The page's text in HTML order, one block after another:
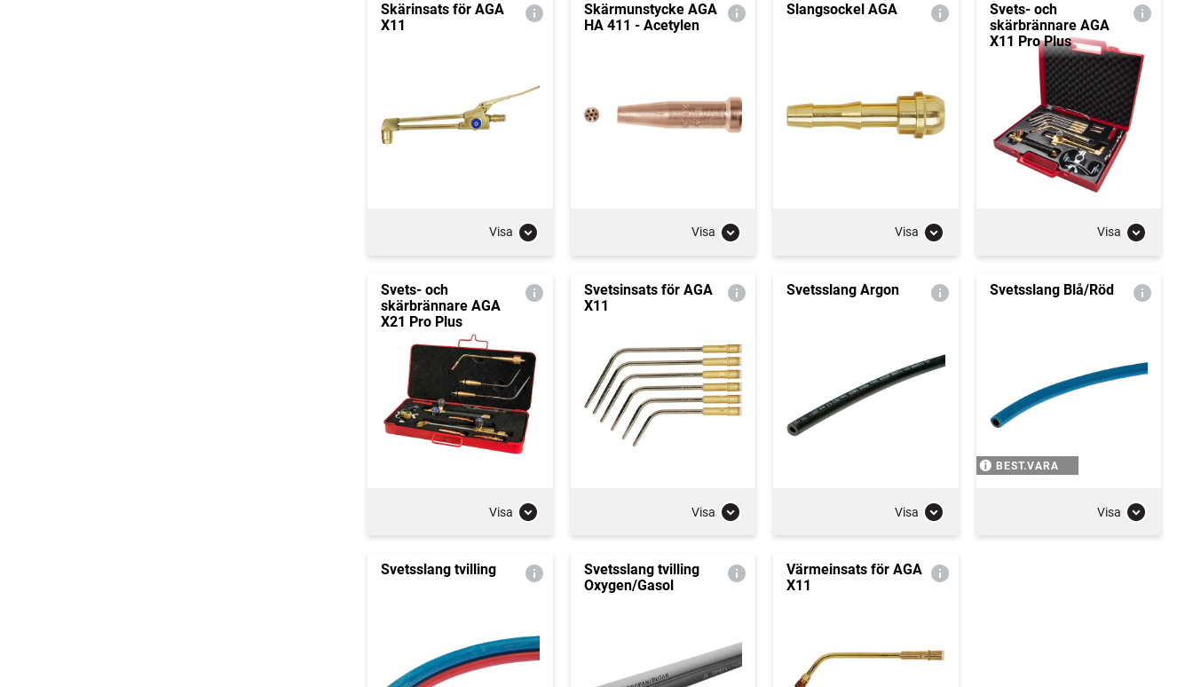
Skärinsats för AGA
X11
Visa
Skärmunstycke AGA
HA 411 - Acetylen
Visa
Slangsockel AGA
Visa
Svets- och
skärbrännare AGA
X11 Pro Plus
Visa
Svets- och
skärbrännare AGA
X21 Pro Plus
Visa
Svetsinsats för AGA
X11
Visa
Svetsslang Argon
Visa
Svetsslang Blå/Röd
BEST.VARA
Visa
Svetsslang tvilling
Svetsslang tvilling
Oxygen/Gasol
Värmeinsats för AGA
X11